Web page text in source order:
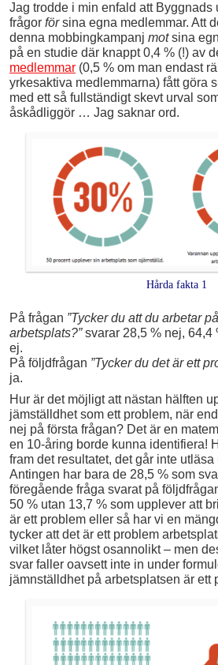
Jag trodde i min enfald att Byggnads
frågor försina egna medlemmar. Att
denna mobbingkampanj motsina
på en studie där knappt 0,4 % (!) av
medlemmar (0,5 % om man endast
yrkesaktiva medlemmarna) fått göra
med ett så fullständigt skevt urval
åskådliggör … Jag saknar ord.
Hårda fakta 1
På frågan ”Tycker du att du arbetar
arbetsplats?”svarar 28,5 % nej, 64,4
ej.
På följdfrågan ”Tycker du det är ett
ja.
Hur är det möjligt att nästan hälften
jämställdhet som ett problem, när
nej på första frågan? Det är en
en 10-åring borde kunna identifiera!
fram det resultatet, det går inte
Antingen har bara de 28,5 % som
föregående fråga svarat på
50 % utan 13,7 % som upplever att
är ett problem eller så har vi en
tycker att det är ett problem
vilket låter högst osannolikt – men
svar faller oavsett inte in under
jämnställdhet på arbetsplatsen är ett